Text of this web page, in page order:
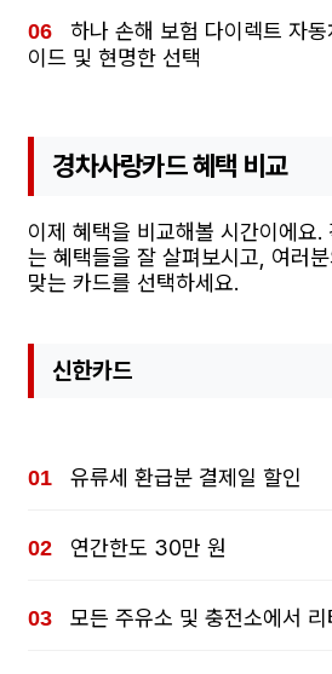
하나 손해 보험 다이렉트 자
이드 및 현명한 선택
경차사랑카드 혜택 비교
이제 혜택을 비교해볼 시간이에요
는 혜택들을 잘 살펴보시고, 여러
맞는 카드를 선택하세요.
신한카드
유류세 환급분 결제일 할인
연간한도 30만 원
모든 주유소 및 충전소에서